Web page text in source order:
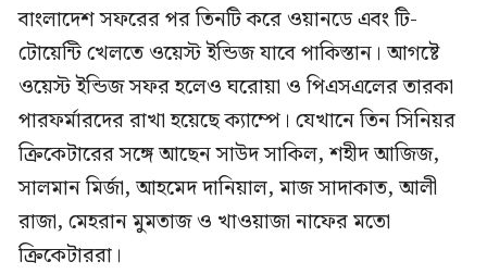
বাংলাদেশ সফরের পর তিনটি করে ওয়ানডে এবং টি-
টোয়েন্টি খেলতে ওয়েস্ট ইন্ডিজ যাবে পাকিস্তান। আগষ্টে
ওয়েস্ট ইন্ডিজ সফর হলেও ঘরোয়া ও পিএসএলের তারকা
পারফর্মারদের রাখা হয়েছে ক্যাম্পে। যেখানে তিন সিনিয়র
ক্রিকেটারের সঙ্গে আছেন সাউদ সাকিল, শহীদ আজিজ,
সালমান মির্জা, আহমেদ দানিয়াল, মাজ সাদাকাত, আলী
রাজা, মেহরান মুমতাজ ও খাওয়াজা নাফের মতো
ক্রিকেটাররা।